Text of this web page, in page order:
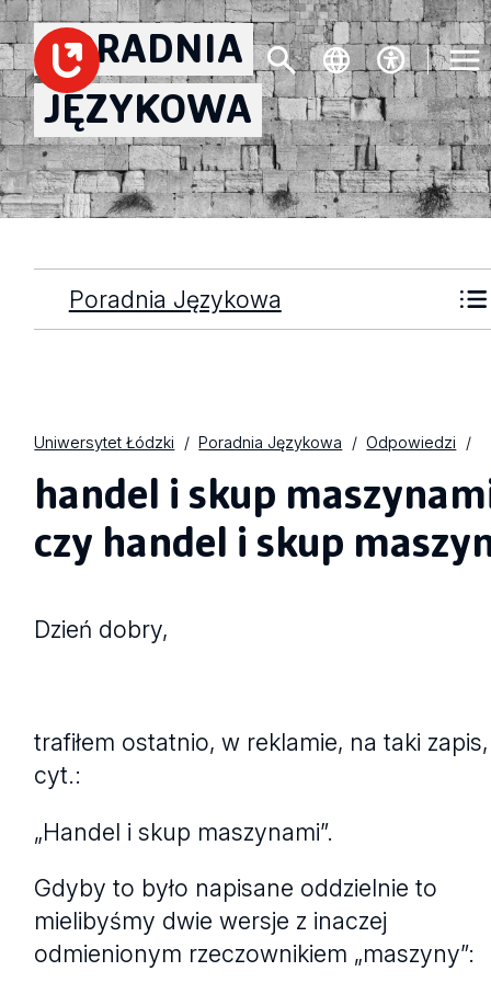
PORADNIA
JĘZYKOWA
Poradnia Językowa
Uniwersytet Łódzki Poradnia Językowa Odpowiedzi
handel i skup
czy handel i skup
Dzień dobry,
trafiłem ostatnio, w reklamie, na taki zapis,
cyt.:
„Handel i skup maszynami”.
Gdyby to było napisane oddzielnie to
mielibyśmy dwie wersje z inaczej
odmienionym rzeczownikiem „maszyny”: